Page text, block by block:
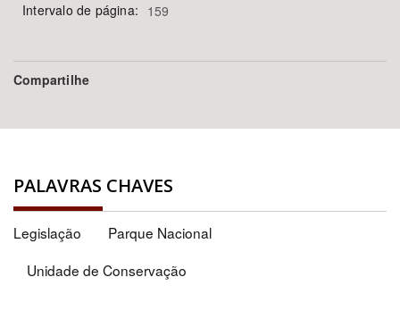
Intervalo de página: 159
Compartilhe
PALAVRAS CHAVES
Legislação
Parque Nacional
Unidade de Conservação